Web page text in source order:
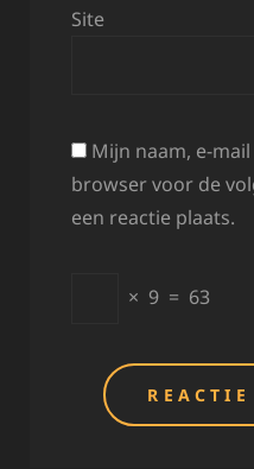
Site
Mijn naam, e-
browser voor de
een reactie plaats.
× 9 = 63